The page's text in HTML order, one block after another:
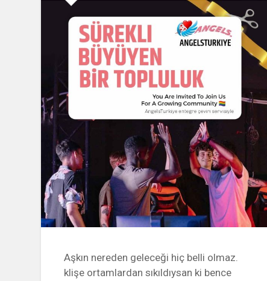
Aşkın nereden geleceği hiç belli olmaz.
klişe ortamlardan sıkıldıysan ki bence